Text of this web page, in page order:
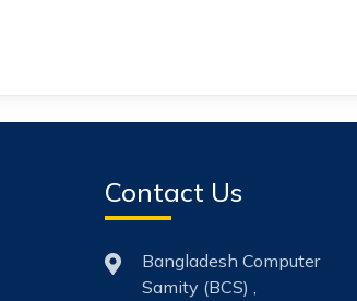
Contact Us
Bangladesh Computer
Samity (BCS) ,